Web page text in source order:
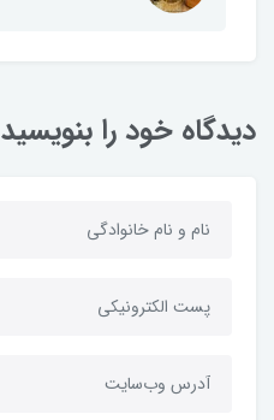
دیدگاه خود را بنویسید